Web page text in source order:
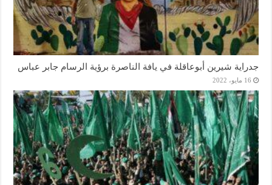
جدراية شيرين أبوعاقلة في يافة الناصرة برؤية الرسام جابر عباس
16 مايو، 2022